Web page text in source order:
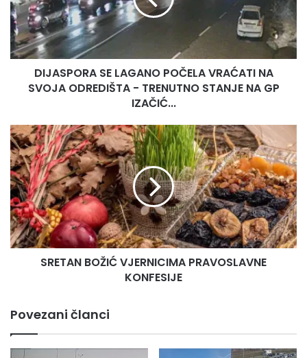
NA
SVOJA
ODREDIŠTA
-
TRENUTNO
STANJE
IZAČIĆ...
DIJASPORA SE LAGANO POČELA VRAĆATI NA
SVOJA ODREDIŠTA - TRENUTNO STANJE NA GP
IZAČIĆ...
SRETAN
BOŽIĆ
VJERNICIMA
PRAVOSLAVNE
KONFESIJE
SRETAN BOŽIĆ VJERNICIMA PRAVOSLAVNE
KONFESIJE
Povezani članci